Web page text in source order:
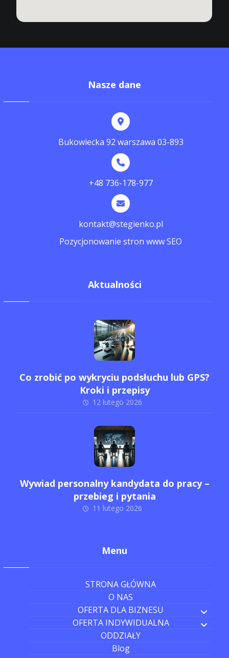
Nasze dane
Bukowiecka 92 warszawa 03-893
+48 736-178-977
kontakt@stegienko.pl
Pozycjonowanie stron www SEO
Aktualności
Co zrobić po wykryciu podsłuchu lub GPS?
Kroki i przepisy
12 lutego 2026
Wywiad personalny kandydata do pracy –
przebieg i pytania
11 lutego 2026
Menu
STRONA GŁÓWNA
O NAS
OFERTA DLA BIZNESU
OFERTA INDYWIDUALNA
ODDZIAŁY
Blog